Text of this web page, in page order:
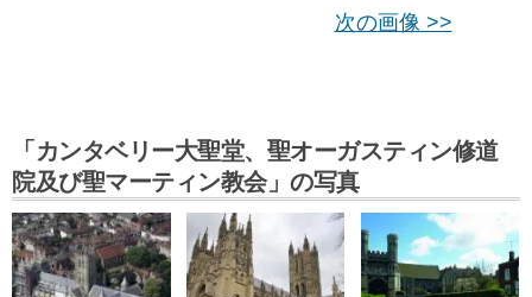
次の画像 >>
「カンタベリー大聖堂、聖オーガスティン修道
院及び聖マーティン教会」の写真